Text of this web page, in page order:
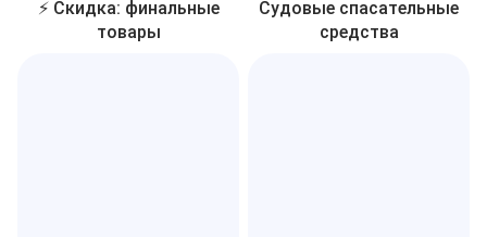
⚡ Скидка: финальные
товары
Судовые спасательные
средства